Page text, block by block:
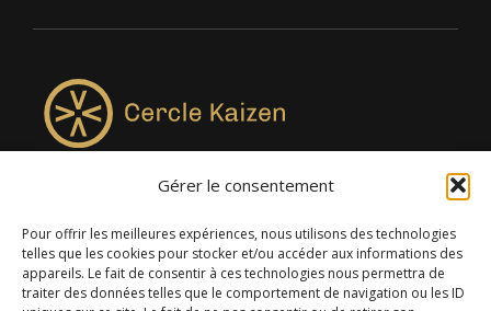
Gérer le consentement
Pour offrir les meilleures expériences, nous utilisons des technologies
telles que les cookies pour stocker et/ou accéder aux informations des
appareils. Le fait de consentir à ces technologies nous permettra de
traiter des données telles que le comportement de navigation ou les ID
4957, rue Lionel-Groulx, bureau 819, Saint-Augustin-de-
Desmaures QC G3A 0M7